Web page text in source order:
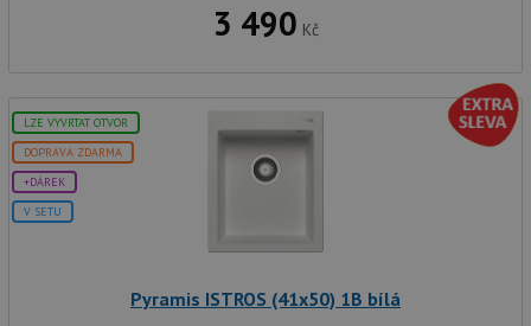
3 490 Kč
LZE VYVRTAT OTVOR
DOPRAVA ZDARMA
+DÁREK
V SETU
Pyramis ISTROS (41x50) 1B bílá